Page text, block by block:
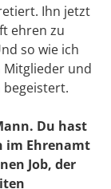
Ihn jetzt
ehren zu
so wie ich
Mitglieder und
begeistert.
Du hast
im Ehrenamt
Job, der